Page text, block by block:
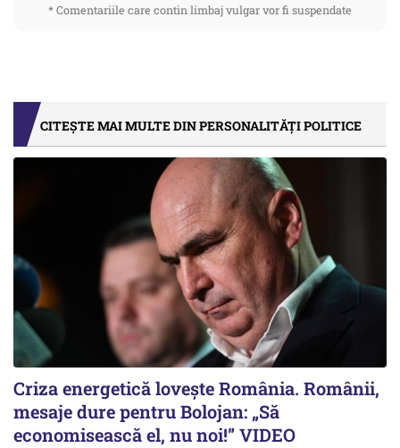
* Comentariile care contin limbaj vulgar vor fi suspendate
CITEȘTE MAI MULTE DIN PERSONALITĂȚI POLITICE
Criza energetică lovește România. Românii,
mesaje dure pentru Bolojan: „Să
economisească el, nu noi!” VIDEO